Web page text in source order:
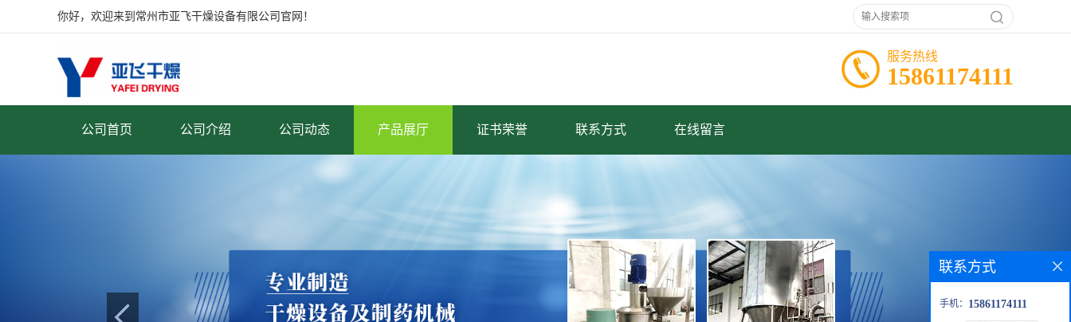
你好，欢迎来到常州市亚飞干燥设备有限公司官网！
服务热线
15861174111
公司首页 公司介绍 公司动态 产品展厅 证书荣誉 联系方式 在线留言
联系方式
手机： 15861174111